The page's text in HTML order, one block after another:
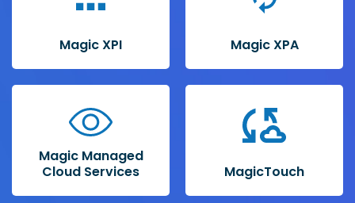
Magic XPI Magic XPA
Magic Managed
Cloud Services
MagicTouch